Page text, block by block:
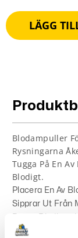
LÄGG
Blodampuller
Rysningarna
Tugga På En
Blodigt.
Placera En Av
Sipprar Ut Från
För Teater,